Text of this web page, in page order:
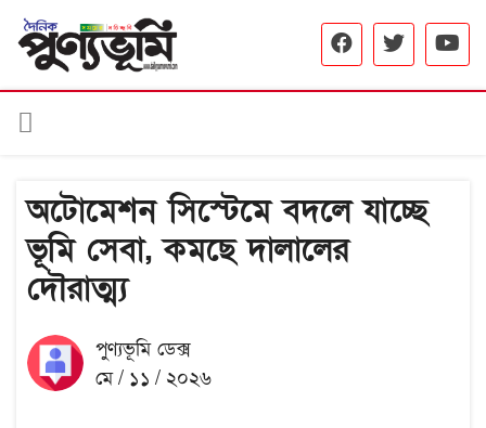
অটোমেশন সিস্টেমে বদলে যাচ্ছে
ভূমি সেবা, কমছে দালালের
দৌরাত্ম্য
পুণ্যভূমি ডেক্স
মে / ১১ / ২০২৬